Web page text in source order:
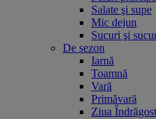
Salate şi supe
Mic dejun
Sucuri şi
De sezon
Iarnă
Toamnă
Vară
Primăvară
Ziua